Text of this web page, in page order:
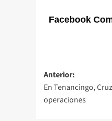
Facebook
Navegación
de
entradas
Anterior:
En Tenancingo,
operaciones